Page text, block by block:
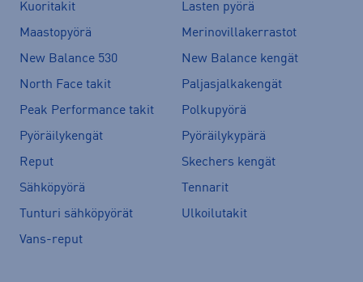
Kuoritakit
Lasten pyörä
Maastopyörä
Merinovillakerrastot
New Balance 530
New Balance kengät
North Face takit
Paljasjalkakengät
Peak Performance takit
Polkupyörä
Pyöräilykengät
Pyöräilykypärä
Reput
Skechers kengät
Sähköpyörä
Tennarit
Tunturi sähköpyörät
Ulkoilutakit
Vans-reput